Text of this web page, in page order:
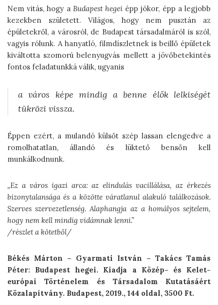
Nem vitás, hogy a Budapest hegei épp jókor, épp a legjobb
kezekben született. Világos, hogy nem pusztán az
épületekről, a városról, de Budapest társadalmáról is szól,
vagyis rólunk. A hanyatló, filmdíszletnek is beillő épületek
kiváltotta szomorú belenyugvás mellett a jövőbetekintés
fontos feladatunkká válik, ugyanis
a város képe mindig a benne élők lelkiségét
tükrözi vissza.
Éppen ezért, a mulandó külsőt szép lassan elengedve a
romolhatatlan, állandó és lüktető bensőn kell
munkálkodnunk.
„Ez a város igazi arca: az elindulás vacillálása, az érkezés
bizonytalansága és a közötte váratlanul alakuló találkozások.
Szerves szervezetlenség. Alaphangja az a homályos sejtelem,
hogy nem kell mindig vidámnak lenni.”
/részlet a kötetből/
Békés Márton – Gyarmati István – Takács Tamás
Péter: Budapest hegei. Kiadja a Közép- és Kelet-
európai Történelem és Társadalom Kutatásáért
Közalapítvány. Budapest, 2019., 144 oldal, 3500 Ft.